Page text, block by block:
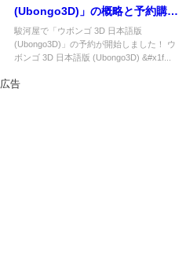
(Ubongo3D)」の概略と予約購入
可能なショップ紹介！
駿河屋で「ウボンゴ 3D 日本語版
(Ubongo3D)」の予約が開始しました！ ウ
ボンゴ 3D 日本語版 (Ubongo3D) &#x1f...
広告